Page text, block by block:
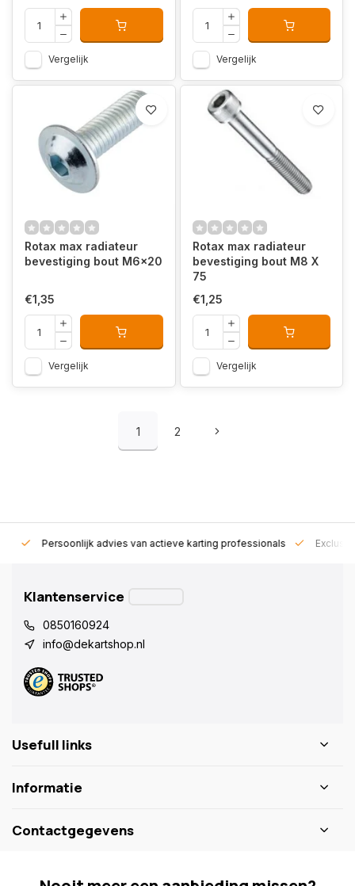
Vergelijk Vergelijk
Rotax max radiateur
bevestiging bout M6x20
€1,35
Vergelijk
Rotax max radiateur
bevestiging bout M8 X
75
€1,25
Vergelijk
1 2
Persoonlijk advies van actieve karting professionals
Klantenservice
0850160924
info@dekartshop.nl
Usefull links
Informatie
Contactgegevens